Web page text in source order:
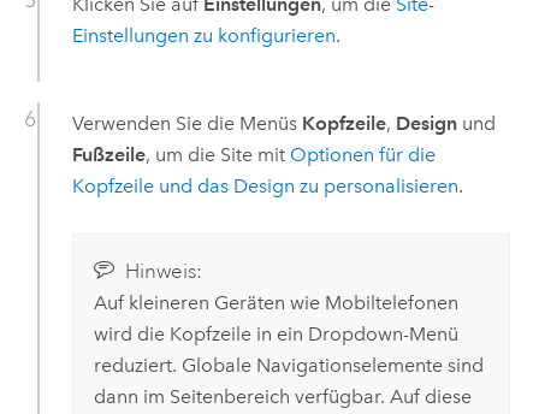
Einstellungen zu konfigurieren.
Verwenden Sie die Menüs Kopfzeile, Designund
Fußzeile, um die Site mit Optionen für die
Kopfzeile und das Design zu personalisieren.
Hinweis:
Auf kleineren Geräten wie Mobiltelefonen
wird die Kopfzeile in ein Dropdown-Menü
reduziert. Globale Navigationselemente sind
dann im Seitenbereich verfügbar. Auf diese